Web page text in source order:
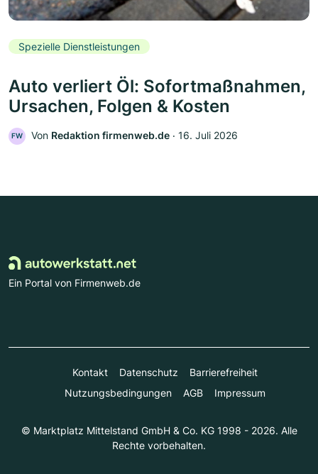
Spezielle Dienstleistungen
Auto verliert Öl: Sofortmaßnahmen,
Ursachen, Folgen & Kosten
FW Von Redaktion firmenweb.de ‧ 16. Juli 2026
Ein Portal von Firmenweb.de
Kontakt Datenschutz
Barrierefreiheit
Nutzungsbedingungen
AGB Impressum
© Marktplatz Mittelstand GmbH & Co. KG 1998 - 2026. Alle
Rechte vorbehalten.